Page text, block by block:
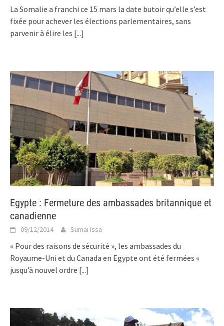
La Somalie a franchi ce 15 mars la date butoir qu’elle s’est
fixée pour achever les élections parlementaires, sans
parvenir à élire les [...]
Egypte : Fermeture des ambassades britannique et
canadienne
09/12/2014 Sumai Issa
« Pour des raisons de sécurité », les ambassades du
Royaume-Uni et du Canada en Egypte ont été fermées «
jusqu’à nouvel ordre [...]